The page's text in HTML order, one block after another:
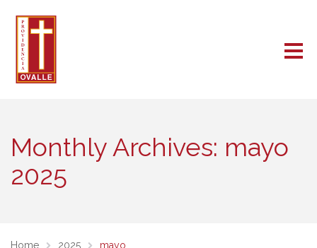
Monthly Archives: mayo
2025
Home 2025 mayo